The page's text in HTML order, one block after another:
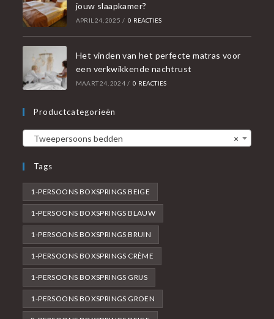
jouw slaapkamer?
APRIL 24, 2025 / 0 REACTIES
Het vinden van het perfecte matras voor
een verkwikkende nachtrust
MAART 24, 2024 / 0 REACTIES
Productcategorieën
×
Tweepersoons bedden
Tags
1-PERSOONS BOXSPRINGS BEIGE
1-PERSOONS BOXSPRINGS BLAUW
1-PERSOONS BOXSPRINGS BRUIN
1-PERSOONS BOXSPRINGS CRÈME
1-PERSOONS BOXSPRINGS GRIJS
1-PERSOONS BOXSPRINGS GROEN